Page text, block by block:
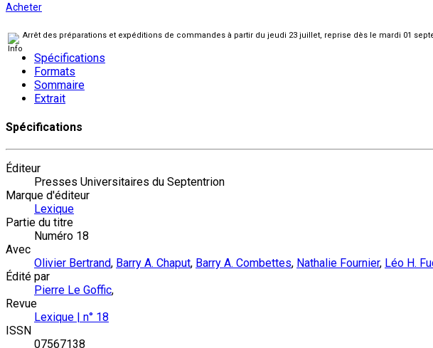
Acheter
Arrêt des préparations et expéditions de commandes à partir du jeudi 23 juillet, reprise dès le mardi 01
Spécifications
Formats
Sommaire
Extrait
Spécifications
Éditeur
Presses Universitaires du Septentrion
Marque d'éditeur
Lexique
Partie du titre
Numéro 18
Avec
Olivier Bertrand, Barry A. Chaput, Barry A. Combettes, Nathalie Fournier, Léo H.
Édité par
Pierre Le Goffic,
Revue
Lexique | n° 18
ISSN
07567138